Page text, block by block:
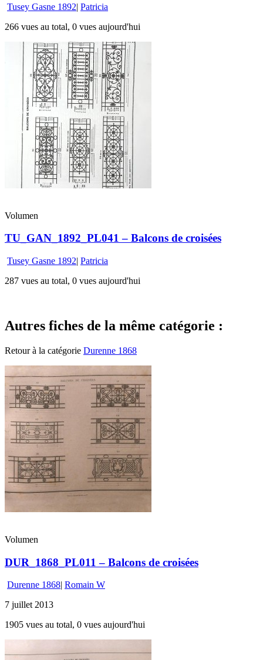
Tusey Gasne 1892| Patricia
266 vues au total, 0 vues aujourd'hui
Volumen
TU_GAN_1892_PL041 – Balcons de croisées
Tusey Gasne 1892| Patricia
287 vues au total, 0 vues aujourd'hui
Autres fiches de la même catégorie :
Retour à la catégorie Durenne 1868
Volumen
DUR_1868_PL011 – Balcons de croisées
Durenne 1868| Romain W
7 juillet 2013
1905 vues au total, 0 vues aujourd'hui